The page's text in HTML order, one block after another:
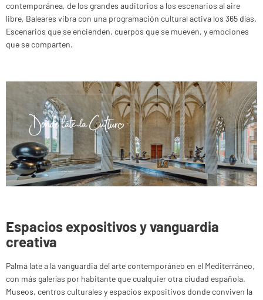
contemporánea, de los grandes auditorios a los escenarios al aire
libre, Baleares vibra con una programación cultural activa los 365 días.
Escenarios que se encienden, cuerpos que se mueven, y emociones
que se comparten.
Espacios expositivos y vanguardia
creativa
Palma late a la vanguardia del arte contemporáneo en el Mediterráneo,
con más galerías por habitante que cualquier otra ciudad española.
Museos, centros culturales y espacios expositivos donde conviven la